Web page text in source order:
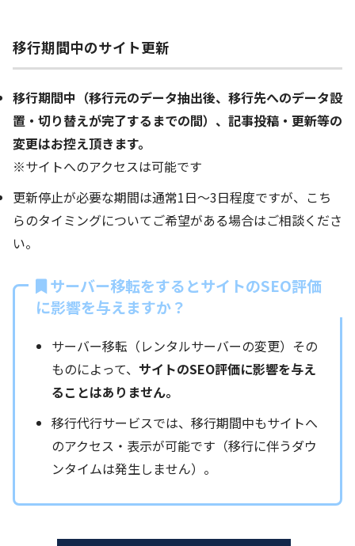
移行期間中のサイト更新
移行期間中（移行元のデータ抽出後、移行先へのデータ設
置・切り替えが完了するまでの間）、記事投稿・更新等の
変更はお控え頂きます。
※サイトへのアクセスは可能です
更新停止が必要な期間は通常1日～3日程度ですが、こち
らのタイミングについてご希望がある場合はご相談くださ
い。
サーバー移転をするとサイトのSEO評価
に影響を与えますか？
サーバー移転（レンタルサーバーの変更）その
ものによって、 サイトのSEO評価に影響を与え
ることはありません。
移行代行サービスでは、移行期間中もサイトへ
のアクセス・表示が可能です（移行に伴うダウ
ンタイムは発生しません）。